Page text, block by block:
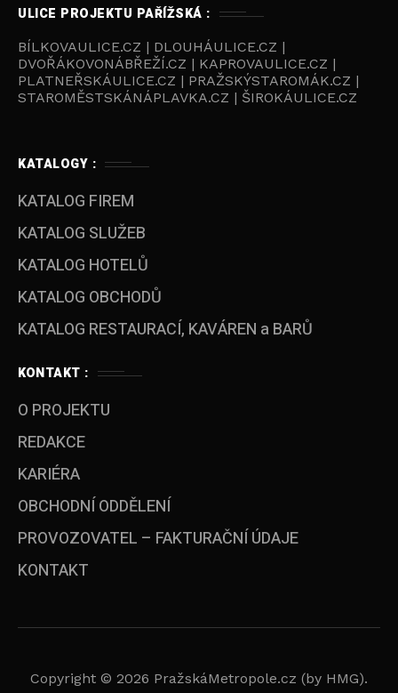
ULICE PROJEKTU PAŘÍŽSKÁ :
BÍLKOVAULICE.CZ | DLOUHÁULICE.CZ |
DVOŘÁKOVONÁBŘEŽÍ.CZ | KAPROVAULICE.CZ |
PLATNEŘSKÁULICE.CZ | PRAŽSKÝSTAROMÁK.CZ |
STAROMĚSTSKÁNÁPLAVKA.CZ | ŠIROKÁULICE.CZ
KATALOGY :
KATALOG FIREM
KATALOG SLUŽEB
KATALOG HOTELŮ
KATALOG OBCHODŮ
KATALOG RESTAURACÍ, KAVÁREN a BARŮ
KONTAKT :
O PROJEKTU
REDAKCE
KARIÉRA
OBCHODNÍ ODDĚLENÍ
PROVOZOVATEL – FAKTURAČNÍ ÚDAJE
KONTAKT
Copyright © 2026 PražskáMetropole.cz (by HMG).